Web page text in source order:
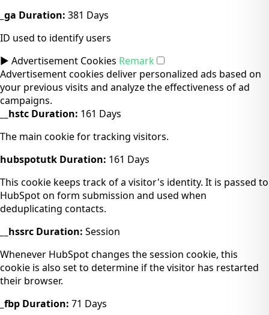
_ga Duration: 381 Days
ID used to identify users
► Advertisement Cookies Remark
Advertisement cookies deliver personalized ads based on
your previous visits and analyze the effectiveness of ad
campaigns.
__hstc Duration: 161 Days
The main cookie for tracking visitors.
hubspotutk Duration: 161 Days
This cookie keeps track of a visitor's identity. It is passed to
HubSpot on form submission and used when
deduplicating contacts.
__hssrc Duration: Session
Whenever HubSpot changes the session cookie, this
cookie is also set to determine if the visitor has restarted
their browser.
_fbp Duration: 71 Days